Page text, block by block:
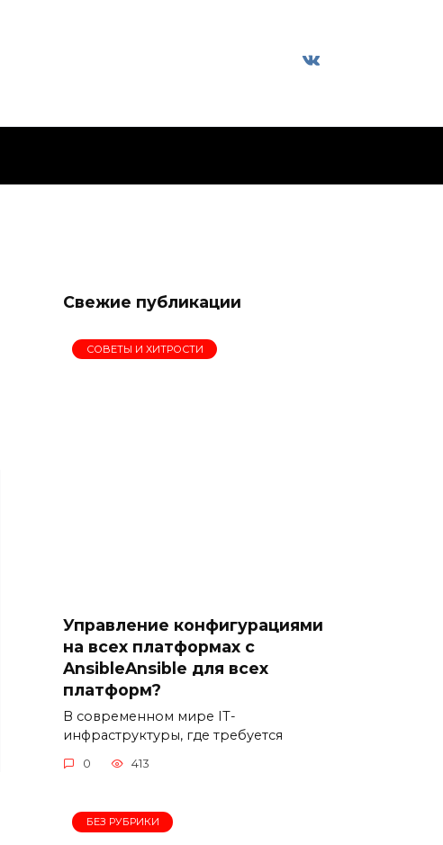
Свежие публикации
СОВЕТЫ И ХИТРОСТИ
Управление конфигурациями
на всех платформах с
AnsibleAnsible для всех
платформ?
В современном мире IT-
инфраструктуры, где требуется
0 413
БЕЗ РУБРИКИ